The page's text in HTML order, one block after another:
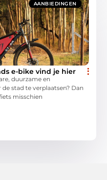
AANBIEDINGEN
e-bike vind je hier
duurzame en
stad te verplaatsen? Dan
misschien